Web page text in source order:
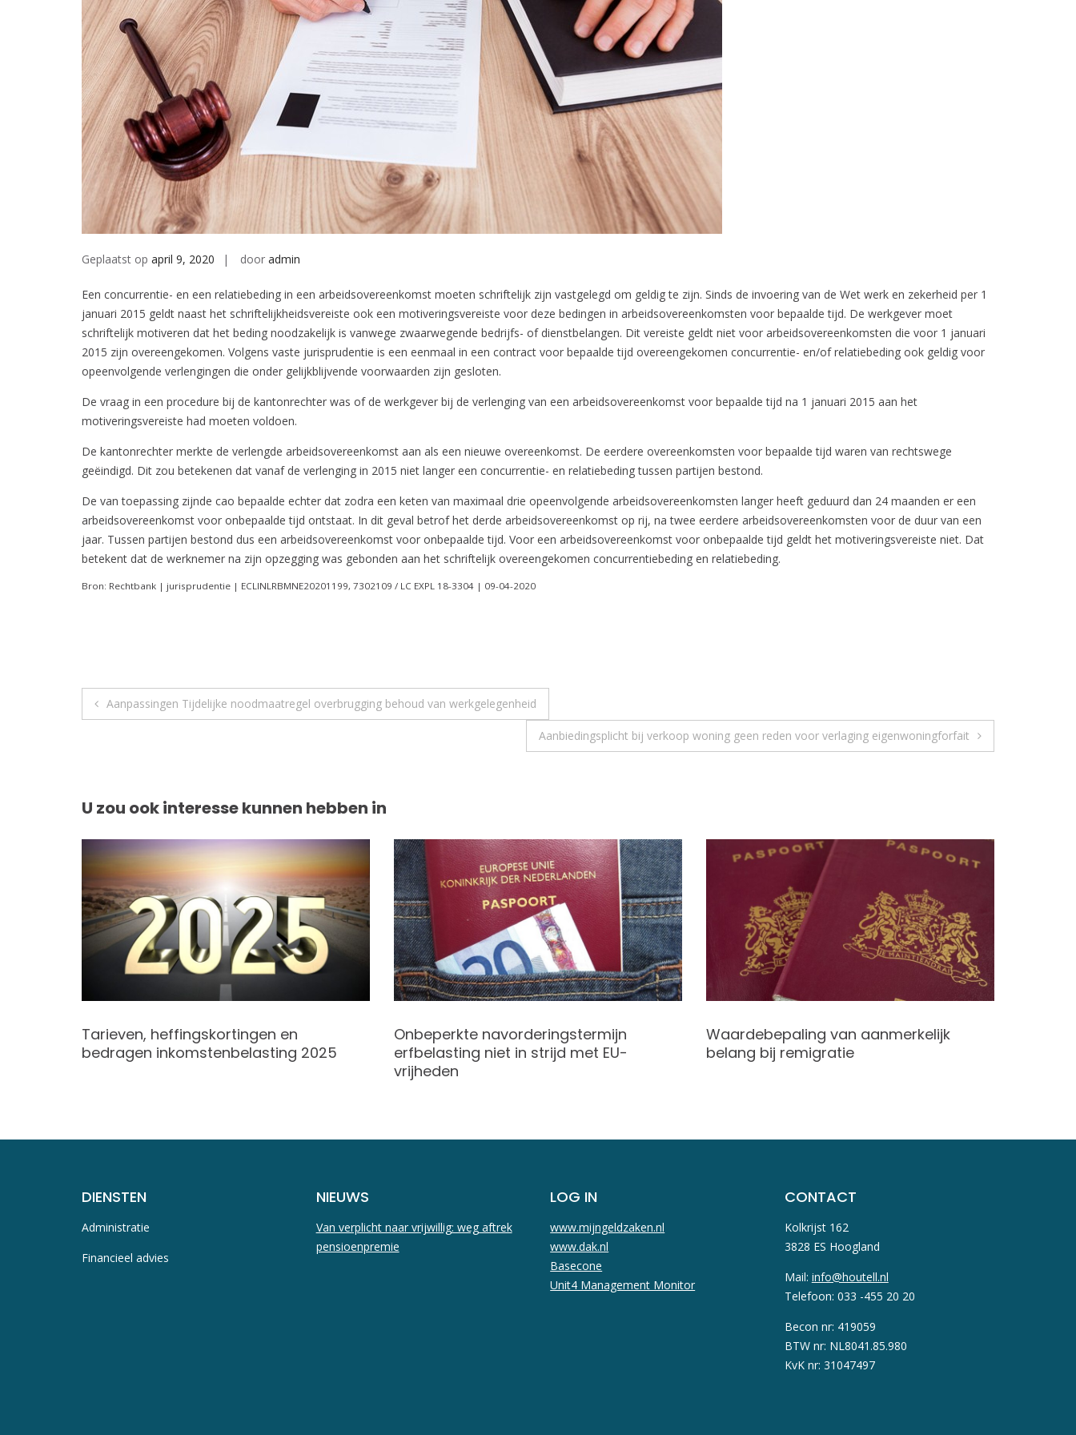
Geplaatst op april 9, 2020 door admin
Een concurrentie- en een relatiebeding in een arbeidsovereenkomst moeten schriftelijk zijn vastgelegd om geldig te zijn. Sinds de invoering van de Wet werk en zekerheid per 1
januari 2015 geldt naast het schriftelijkheidsvereiste ook een motiveringsvereiste voor deze bedingen in arbeidsovereenkomsten voor bepaalde tijd. De werkgever moet
schriftelijk motiveren dat het beding noodzakelijk is vanwege zwaarwegende bedrijfs- of dienstbelangen. Dit vereiste geldt niet voor arbeidsovereenkomsten die voor 1 januari
2015 zijn overeengekomen. Volgens vaste jurisprudentie is een eenmaal in een contract voor bepaalde tijd overeengekomen concurrentie- en/of relatiebeding ook geldig voor
opeenvolgende verlengingen die onder gelijkblijvende voorwaarden zijn gesloten.
De vraag in een procedure bij de kantonrechter was of de werkgever bij de verlenging van een arbeidsovereenkomst voor bepaalde tijd na 1 januari 2015 aan het
motiveringsvereiste had moeten voldoen.
De kantonrechter merkte de verlengde arbeidsovereenkomst aan als een nieuwe overeenkomst. De eerdere overeenkomsten voor bepaalde tijd waren van rechtswege
geëindigd. Dit zou betekenen dat vanaf de verlenging in 2015 niet langer een concurrentie- en relatiebeding tussen partijen bestond.
De van toepassing zijnde cao bepaalde echter dat zodra een keten van maximaal drie opeenvolgende arbeidsovereenkomsten langer heeft geduurd dan 24 maanden er een
arbeidsovereenkomst voor onbepaalde tijd ontstaat. In dit geval betrof het derde arbeidsovereenkomst op rij, na twee eerdere arbeidsovereenkomsten voor de duur van een
jaar. Tussen partijen bestond dus een arbeidsovereenkomst voor onbepaalde tijd. Voor een arbeidsovereenkomst voor onbepaalde tijd geldt het motiveringsvereiste niet. Dat
betekent dat de werknemer na zijn opzegging was gebonden aan het schriftelijk overeengekomen concurrentiebeding en relatiebeding.
Bron: Rechtbank | jurisprudentie | ECLINLRBMNE20201199, 7302109 / LC EXPL 18-3304 | 09-04-2020
Berichtnavigatie
Aanpassingen Tijdelijke noodmaatregel overbrugging behoud van werkgelegenheid
Aanbiedingsplicht bij verkoop woning geen reden voor verlaging eigenwoningforfait
U zou ook interesse kunnen hebben in
Tarieven, heffingskortingen en
bedragen inkomstenbelasting 2025
Onbeperkte navorderingstermijn
erfbelasting niet in strijd met EU-
vrijheden
Waardebepaling van aanmerkelijk
belang bij remigratie
DIENSTEN
Administratie
Financieel advies
NIEUWS
Van verplicht naar vrijwillig: weg aftrek
pensioenpremie
LOG IN
www.mijngeldzaken.nl
www.dak.nl
Basecone
Unit4 Management Monitor
CONTACT
Kolkrijst 162
3828 ES Hoogland
Mail: info@houtell.nl
Telefoon: 033 -455 20 20
Becon nr: 419059
BTW nr: NL8041.85.980
KvK nr: 31047497